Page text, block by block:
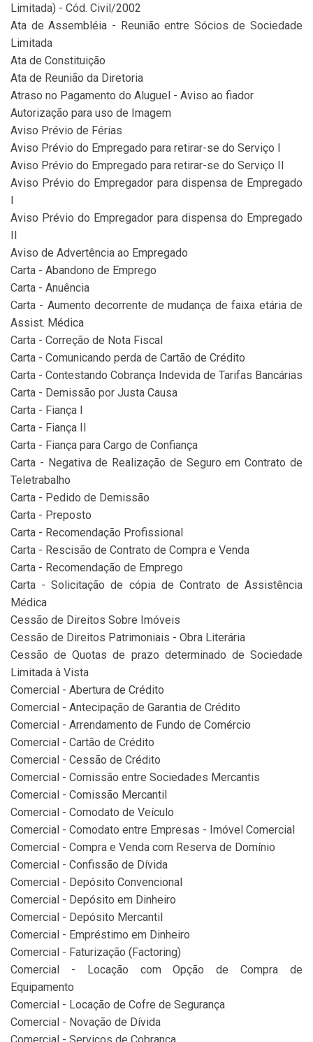
Limitada) - Cód. Civil/2002
Ata de Assembléia - Reunião entre Sócios de Sociedade
Limitada
Ata de Constituição
Ata de Reunião da Diretoria
Atraso no Pagamento do Aluguel - Aviso ao fiador
Autorização para uso de Imagem
Aviso Prévio de Férias
Aviso Prévio do Empregado para retirar-se do Serviço I
Aviso Prévio do Empregado para retirar-se do Serviço II
Aviso Prévio do Empregador para dispensa de Empregado
I
Aviso Prévio do Empregador para dispensa do Empregado
II
Aviso de Advertência ao Empregado
Carta - Abandono de Emprego
Carta - Anuência
Carta - Aumento decorrente de mudança de faixa etária de
Assist. Médica
Carta - Correção de Nota Fiscal
Carta - Comunicando perda de Cartão de Crédito
Carta - Contestando Cobrança Indevida de Tarifas Bancárias
Carta - Demissão por Justa Causa
Carta - Fiança I
Carta - Fiança II
Carta - Fiança para Cargo de Confiança
Carta - Negativa de Realização de Seguro em Contrato de
Teletrabalho
Carta - Pedido de Demissão
Carta - Preposto
Carta - Recomendação Profissional
Carta - Rescisão de Contrato de Compra e Venda
Carta - Recomendação de Emprego
Carta - Solicitação de cópia de Contrato de Assistência
Médica
Cessão de Direitos Sobre Imóveis
Cessão de Direitos Patrimoniais - Obra Literária
Cessão de Quotas de prazo determinado de Sociedade
Limitada à Vista
Comercial - Abertura de Crédito
Comercial - Antecipação de Garantia de Crédito
Comercial - Arrendamento de Fundo de Comércio
Comercial - Cartão de Crédito
Comercial - Cessão de Crédito
Comercial - Comissão entre Sociedades Mercantis
Comercial - Comissão Mercantil
Comercial - Comodato de Veículo
Comercial - Comodato entre Empresas - Imóvel Comercial
Comercial - Compra e Venda com Reserva de Domínio
Comercial - Confissão de Dívida
Comercial - Depósito Convencional
Comercial - Depósito em Dinheiro
Comercial - Depósito Mercantil
Comercial - Empréstimo em Dinheiro
Comercial - Faturização (Factoring)
Comercial - Locação com Opção de Compra de
Equipamento
Comercial - Locação de Cofre de Segurança
Comercial - Novação de Dívida
Comercial - Serviços de Cobrança